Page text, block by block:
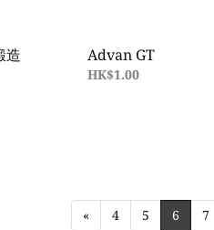
造 Advan GT
HK$1.00
« 4 5 6 7